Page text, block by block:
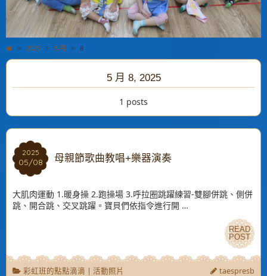
h
> 2025 > 5 月 > 8
5 月 8, 2025
1 posts
2025
05/08
2025
05/08 母親節歌曲教唱+樂器演奏
大肌肉運動 1.暖身操 2.跑操場 3.呼拉圈跳躍練習-雙腳併跳、側併
跳、開合跳、交叉跳躍。寶貝們依指令進行開 …
READ
POST
READ
POST
彩虹班的點點滴滴 | 活動照片 taespresb